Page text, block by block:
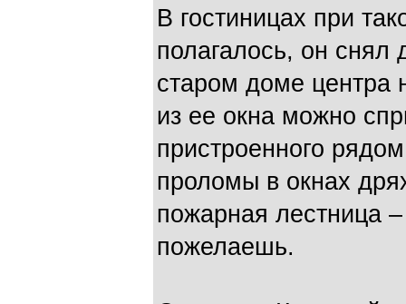
В гостиницах при
полагалось, он снял
старом доме центра
из ее окна можно
пристроенного
проломы в окнах
пожарная лестница
пожелаешь.